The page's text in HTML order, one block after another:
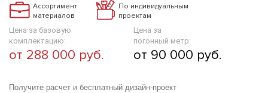
Ассортимент
материалов
По индивидуальным
проектам
Цена за базовую
комплектацию:
от 288 000 руб.
Цена за
погонный метр:
от 90 000 руб.
Получите расчет и бесплатный дизайн-проект